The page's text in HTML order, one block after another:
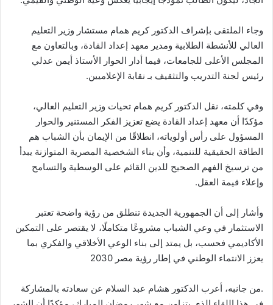
وجاء الملتقى بإشراف الدكتور كريم همام مستشار وزير التعليم
العالي للأنشطة الطلابية ومدير معهد إعداد القادة، وبالتعاون مع
المجلس الأعلى للجامعات، فيما أدار الحوار الأستاذ أيمن عدلي
رئيس لجنة التدريب والتثقيف بـ نقابة الإعلاميين.
وفي كلمته، نقل الدكتور كريم همام تحيات وزير التعليم العالي،
مؤكدًا أن معهد إعداد القادة يضع تعزيز الفكر المستنير والحوار
المسؤول على رأس أولوياته، انطلاقًا من الإيمان بأن الشباب هم
الطاقة الحقيقية للتنمية، وأن بناء الشخصية المصرية المتوازنة يبدأ
من ترسيخ الفهم الصحيح للدين القائم على الوسطية والتسامح
وإعلاء قيمة العقل.
وأشار إلى أن الجمهورية الجديدة تنطلق من رؤية واضحة تعتبر
الاستثمار في وعي الشباب مشروعًا متكاملًا، لا يقتصر على التمكين
الأكاديمي فحسب، بل يمتد إلى بناء الوعي الأخلاقي والفكري بما
يعزز الانتماء الوطني في إطار رؤية مصر 2030
.من جانبه، أعرب الدكتور هشام عبد السلام عن سعادته بالمشاركة